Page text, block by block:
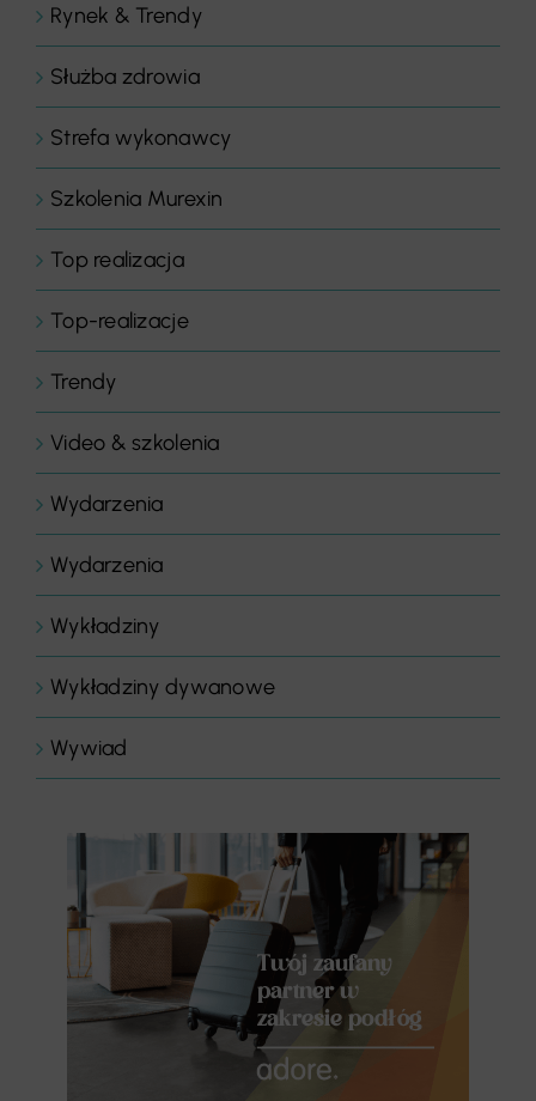
Rynek & Trendy
Służba zdrowia
Strefa wykonawcy
Szkolenia Murexin
Top realizacja
Top-realizacje
Trendy
Video & szkolenia
Wydarzenia
Wydarzenia
Wykładziny
Wykładziny dywanowe
Wywiad